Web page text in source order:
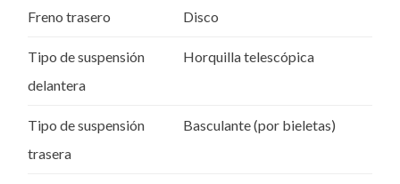
Freno trasero Disco
Tipo de suspensión
delantera
Horquilla telescópica
Tipo de suspensión
trasera
Basculante (por bieletas)